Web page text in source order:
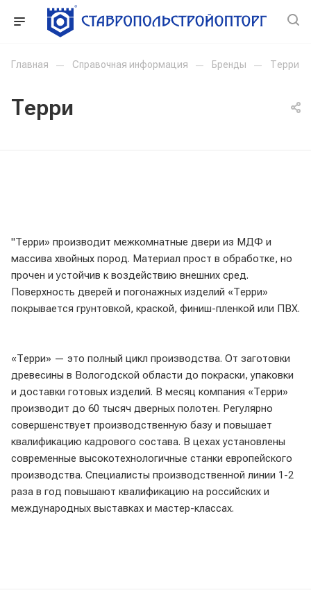
Главная — Справочная информация — Бренды — Терри
Терри
"Терри» производит межкомнатные двери из МДФ и
массива хвойных пород. Материал прост в обработке, но
прочен и устойчив к воздействию внешних сред.
Поверхность дверей и погонажных изделий «Терри»
покрывается грунтовкой, краской, финиш-пленкой или ПВХ.
«Терри» — это полный цикл производства. От заготовки
древесины в Вологодской области до покраски, упаковки
и доставки готовых изделий. В месяц компания «Терри»
производит до 60 тысяч дверных полотен. Регулярно
совершенствует производственную базу и повышает
квалификацию кадрового состава. В цехах установлены
современные высокотехнологичные станки европейского
производства. Специалисты производственной линии 1-2
раза в год повышают квалификацию на российских и
международных выставках и мастер-классах.